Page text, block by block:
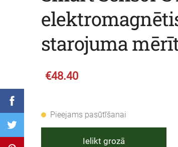
starojuma
€48.40
Pieejams pasūtīšanai
Ielikt grozā